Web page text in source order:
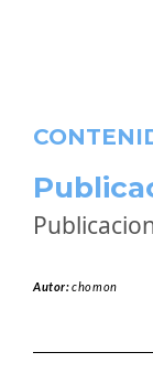
Autor:chomon